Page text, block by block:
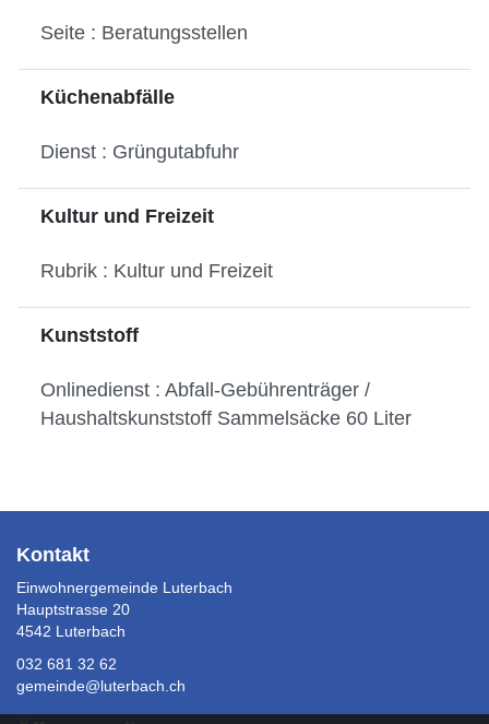
Seite : Beratungsstellen
Küchenabfälle
Dienst : Grüngutabfuhr
Kultur und Freizeit
Rubrik : Kultur und Freizeit
Kunststoff
Onlinedienst : Abfall-Gebührenträger /
Haushaltskunststoff Sammelsäcke 60 Liter
Kontakt
Einwohnergemeinde Luterbach
Hauptstrasse 20
4542 Luterbach
032 681 32 62
gemeinde@luterbach.ch